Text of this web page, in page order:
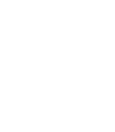
deinen Abenteuern